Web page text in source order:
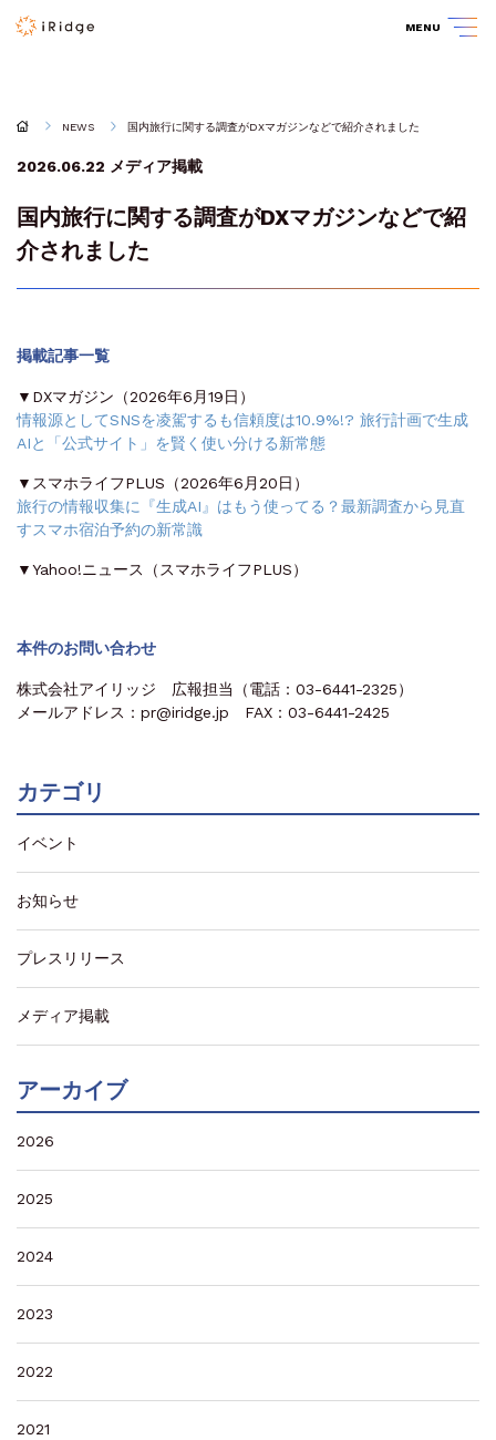
MENU
NEWS 国内旅行に関する調査がDXマガジンなどで紹介されました
2026.06.22 メディア掲載
国内旅行に関する調査がDXマガジンなどで紹
介されました
掲載記事一覧
▼DXマガジン（2026年6月19日）
情報源としてSNSを凌駕するも信頼度は10.9%!? 旅行計画で生成
AIと「公式サイト」を賢く使い分ける新常態
▼スマホライフPLUS（2026年6月20日）
旅行の情報収集に『生成AI』はもう使ってる？最新調査から見直
すスマホ宿泊予約の新常識
▼Yahoo!ニュース（スマホライフPLUS）
本件のお問い合わせ
株式会社アイリッジ 広報担当（電話：03-6441-2325）
メールアドレス：pr@iridge.jp FAX：03-6441-2425
カテゴリ
イベント
お知らせ
プレスリリース
メディア掲載
アーカイブ
2026
2025
2024
2023
2022
2021